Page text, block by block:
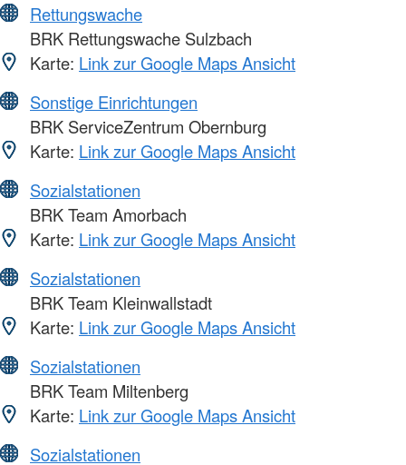
Rettungswache
BRK Rettungswache Sulzbach
Karte: Link zur Google Maps Ansicht
Sonstige Einrichtungen
BRK ServiceZentrum Obernburg
Karte: Link zur Google Maps Ansicht
Sozialstationen
BRK Team Amorbach
Karte: Link zur Google Maps Ansicht
Sozialstationen
BRK Team Kleinwallstadt
Karte: Link zur Google Maps Ansicht
Sozialstationen
BRK Team Miltenberg
Karte: Link zur Google Maps Ansicht
Sozialstationen